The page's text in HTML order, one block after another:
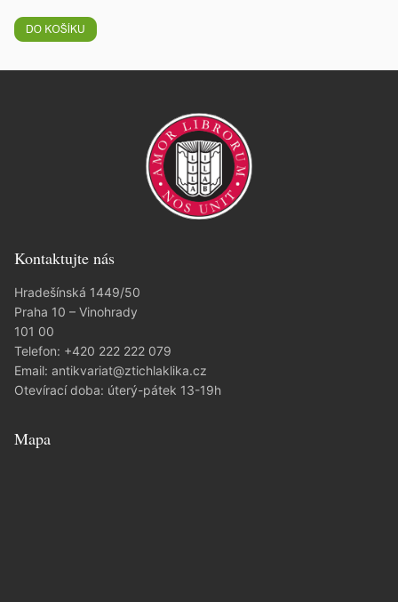
Kontaktujte nás
Hradešínská 1449/50
Praha 10 – Vinohrady
101 00
Telefon: +420 222 222 079
Email: antikvariat@ztichlaklika.cz
Otevírací doba: úterý-pátek 13-19h
Mapa